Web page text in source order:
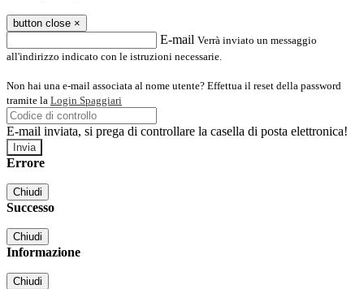
button close ×
E-mail Verrà inviato un messaggio
all'indirizzo indicato con le istruzioni necessarie.
Non hai una e-mail associata al nome utente? Effettua il reset della password
tramite la Login Spaggiari
E-mail inviata, si prega di controllare la casella di posta elettronica!
Errore
Chiudi
Successo
Chiudi
Informazione
Chiudi